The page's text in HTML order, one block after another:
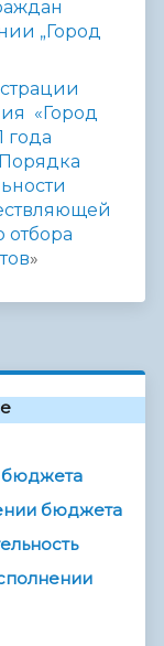
„Город
«Город
года
отбора
»
бюджета
бюджета